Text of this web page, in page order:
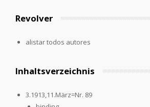
Revolver
alistar todos autores
Inhaltsverzeichnis
3.1913,11.März=Nr. 89